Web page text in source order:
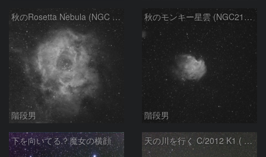
秋のRosetta Nebula (NGC 2237)
階段男
秋のモンキー星雲 (NGC2174)
階段男
下を向いてる？魔女の横顔 天の川を行く C/2012 K1 ( PanSTARRS ) 彗星